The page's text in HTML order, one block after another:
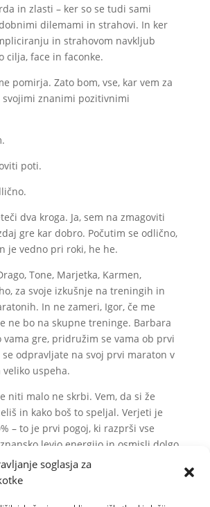
soglasja za
in zlasti – ker so se tudi sami
dilemami in strahovi. In ker
in strahovom navkljub
cilja, face in faconke.
pomirja. Zato bom, vse, kar vem za
svojimi znanimi pozitivnimi
poti.
dva kroga. Ja, sem na zmagoviti
gre kar dobro. Počutim se odlično,
je vedno pri roki, he he.
Tone, Marjetka, Karmen,
za svoje izkušnje na treningih in
In ne zameri, Igor, če me
ne bo na skupne treninge. Barbara
vama gre, pridružim se vama ob prvi
se odpravljate na svoj prvi maraton v
uspeha.
niti malo ne skrbi. Vem, da si že
in kako boš to speljal. Verjeti je
– to je prvi pogoj, ki razprši vse
levjo energijo in osmisli dolgo